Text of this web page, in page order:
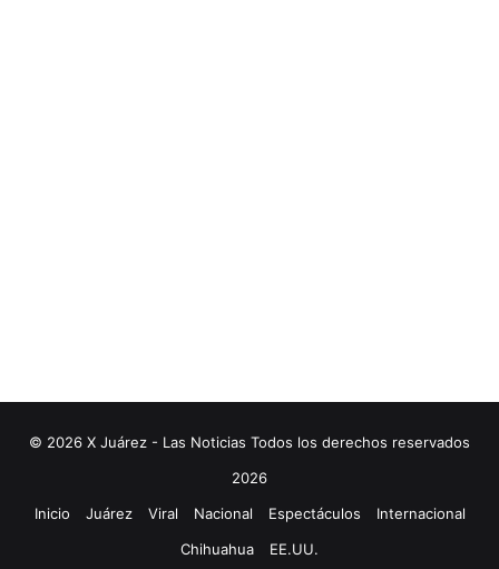
© 2026 X Juárez - Las Noticias Todos los derechos reservados
2026
Inicio
Juárez Viral Nacional Espectáculos
Internacional
Chihuahua
EE.UU.